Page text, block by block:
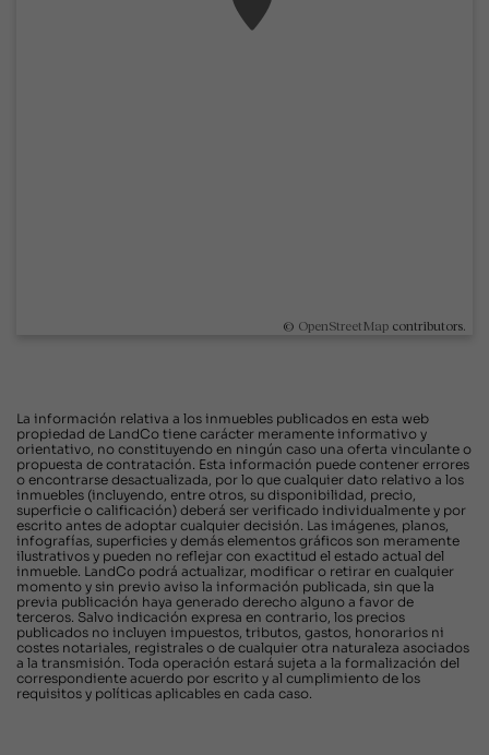
© OpenStreetMap contributors.
La información relativa a los inmuebles publicados en esta web
propiedad de LandCo tiene carácter meramente informativo y
orientativo, no constituyendo en ningún caso una oferta vinculante o
propuesta de contratación. Esta información puede contener errores
o encontrarse desactualizada, por lo que cualquier dato relativo a los
inmuebles (incluyendo, entre otros, su disponibilidad, precio,
superficie o calificación) deberá ser verificado individualmente y por
escrito antes de adoptar cualquier decisión. Las imágenes, planos,
infografías, superficies y demás elementos gráficos son meramente
ilustrativos y pueden no reflejar con exactitud el estado actual del
inmueble. LandCo podrá actualizar, modificar o retirar en cualquier
momento y sin previo aviso la información publicada, sin que la
previa publicación haya generado derecho alguno a favor de
terceros. Salvo indicación expresa en contrario, los precios
publicados no incluyen impuestos, tributos, gastos, honorarios ni
costes notariales, registrales o de cualquier otra naturaleza asociados
a la transmisión. Toda operación estará sujeta a la formalización del
correspondiente acuerdo por escrito y al cumplimiento de los
requisitos y políticas aplicables en cada caso.